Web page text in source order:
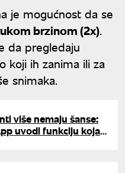
je mogućnost da se
brzinom (2x).
da pregledaju
koji ih zanima ili za
snimaka.
više nemaju šanse:
uvodi funkciju koja